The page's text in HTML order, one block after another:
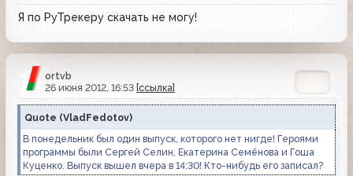
Я по РуТрекеру скачать не могу!
ortvb
26 июня 2012, 16:53 [ссылка]
Quote (VladFedotov)
В понедельник был один выпуск, которого нет нигде! Героями
программы были Сергей Селин, Екатерина Семёнова и Гоша
Куценко. Выпуск вышел вчера в 14:30! Кто-нибудь его записал?